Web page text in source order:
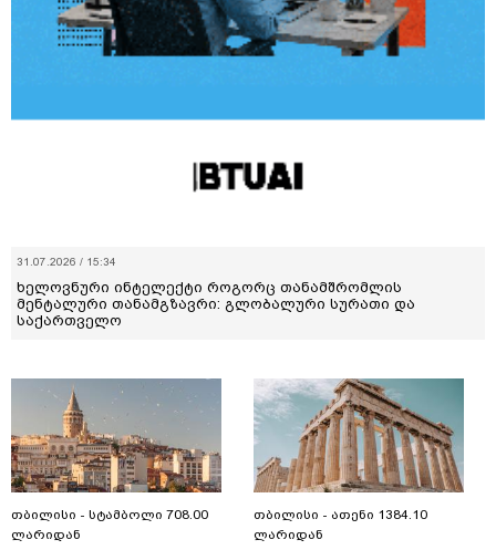
31.07.2026 / 15:34
ხელოვნური ინტელექტი როგორც თანამშრომლის
მენტალური თანამგზავრი: გლობალური სურათი და
საქართველო
თბილისი - სტამბოლი 708.00
ლარიდან
თბილისი - ათენი 1384.10
ლარიდან